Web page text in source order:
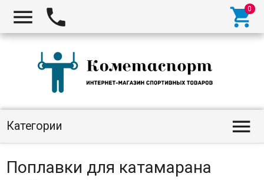
  
Категории 
Поплавки для катамарана